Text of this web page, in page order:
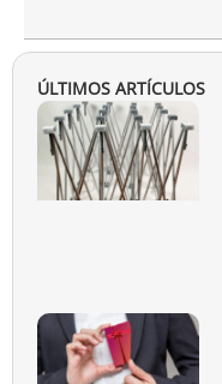
ÚLTIMOS ARTÍCULOS